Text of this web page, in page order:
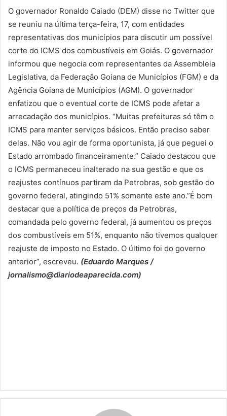
O governador Ronaldo Caiado (DEM) disse no Twitter que
se reuniu na última terça-feira, 17, com entidades
representativas dos municípios para discutir um possível
corte do ICMS dos combustíveis em Goiás. O governador
informou que negocia com representantes da Assembleia
Legislativa, da Federação Goiana de Municípios (FGM) e da
Agência Goiana de Municípios (AGM). O governador
enfatizou que o eventual corte de ICMS pode afetar a
arrecadação dos municípios. “Muitas prefeituras só têm o
ICMS para manter serviços básicos. Então preciso saber
delas. Não vou agir de forma oportunista, já que peguei o
Estado arrombado financeiramente.” Caiado destacou que
o ICMS permaneceu inalterado na sua gestão e que os
reajustes contínuos partiram da Petrobras, sob gestão do
governo federal, atingindo 51% somente este ano.”É bom
destacar que a política de preços da Petrobras,
comandada pelo governo federal, já aumentou os preços
dos combustíveis em 51%, enquanto não tivemos qualquer
reajuste de imposto no Estado. O último foi do governo
anterior”, escreveu. (Eduardo Marques /
jornalismo@diariodeaparecida.com)